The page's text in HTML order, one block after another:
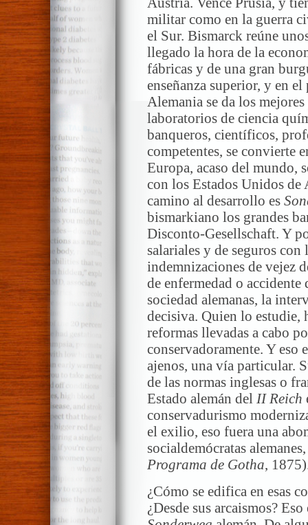
militar como en la guerra
el Sur. Bismarck reúne
llegado la hora de la
fábricas y de una gran
enseñanza superior, y en
Alemania se da los
laboratorios de ciencia
banqueros, científicos,
competentes, se convierte
Europa, acaso del mundo,
con los Estados Unidos de
camino al desarrollo es
bismarkiano los grandes
Disconto-Gesellschaft. Y
salariales y de seguros con
indemnizaciones de vejez
de enfermedad o
sociedad alemanas, la
decisiva. Quien lo estudie,
reformas llevadas a cabo
conservadoramente. Y eso
ajenos, una vía particular.
de las normas inglesas o
Estado alemán del II Reich
conservadurismo
el exilio, eso fuera una
socialdemócratas
Programa de Gotha,
¿Cómo se edifica en esas
¿Desde sus arcaismos?